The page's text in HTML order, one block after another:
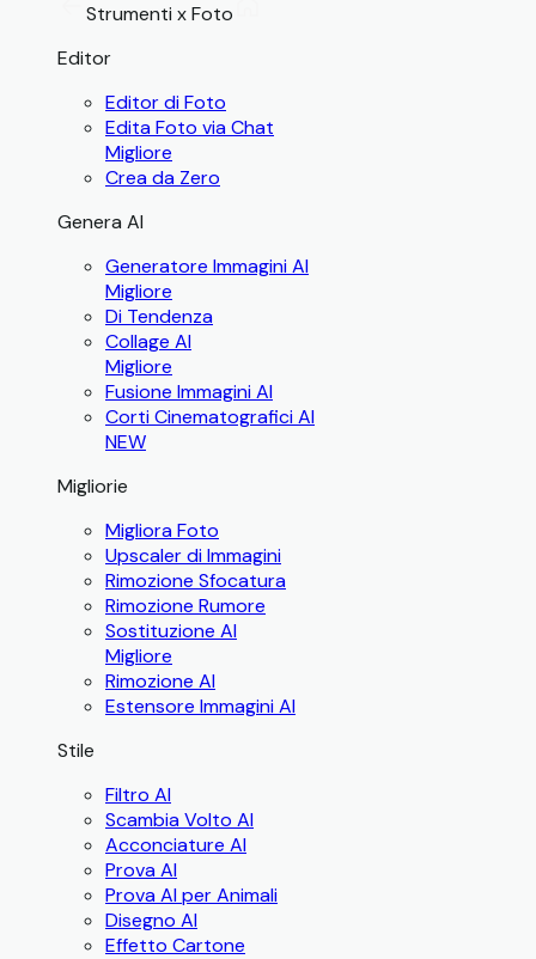
Strumenti x Foto
Editor
Editor di Foto
Edita Foto via Chat
Migliore
Crea da Zero
Genera AI
Generatore Immagini AI
Migliore
Di Tendenza
Collage AI
Migliore
Fusione Immagini AI
Corti Cinematografici AI
NEW
Migliorie
Migliora Foto
Upscaler di Immagini
Rimozione Sfocatura
Rimozione Rumore
Sostituzione AI
Migliore
Rimozione AI
Estensore Immagini AI
Stile
Filtro AI
Scambia Volto AI
Acconciature AI
Prova AI
Prova AI per Animali
Disegno AI
Effetto Cartone